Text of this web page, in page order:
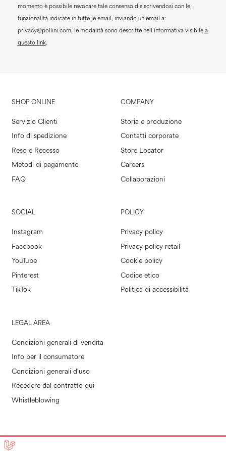
momento è possibile revocare tale consenso disiscrivendosi con le
funzionalità indicate in tutte le email, inviando un email a:
privacy@pollini.com, le modalità sono descritte nell’informativa visibilea
questo link.
SHOP ONLINE
Servizio Clienti
Info di spedizione
Reso e Recesso
Metodi di pagamento
FAQ
COMPANY
Storia e produzione
Contatti corporate
Store Locator
Careers
Collaborazioni
SOCIAL
Instagram
Facebook
YouTube
Pinterest
TikTok
POLICY
Privacy policy
Privacy policy retail
Cookie policy
Codice etico
Politica di accessibilità
LEGAL AREA
Condizioni generali di vendita
Info per il consumatore
Condizioni generali d'uso
Recedere dal contratto qui
Whistleblowing